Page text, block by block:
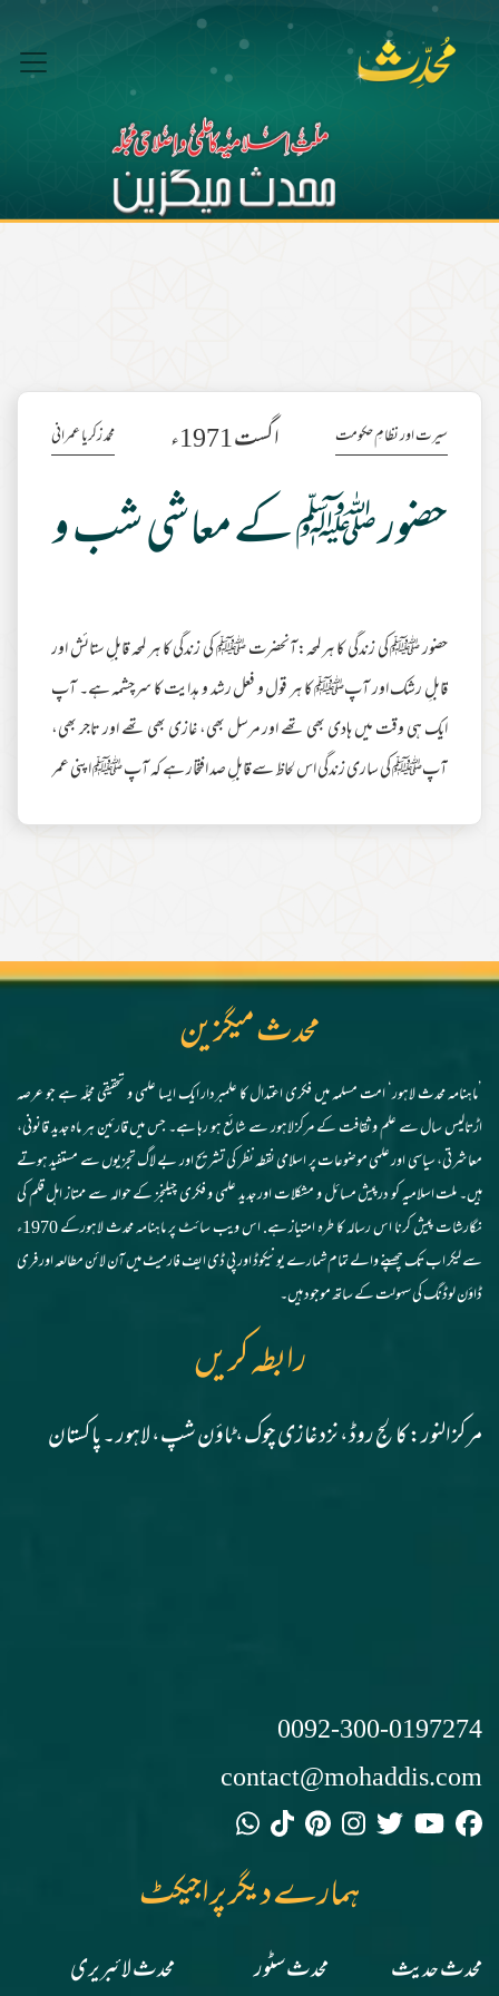
سیرت اور نظامِ حکومت اگست 1971ء محمد زکریا عمرانی
حضور ﷺ کے معاشی شب و روز
حضور ﷺ کی زندگی کا ہر لمحہ:آنحضرت ﷺ کی زندگی کا ہر لمحہ قابلِ ستائش اور
قابلِ رشک اور آپﷺ کا ہر قول و فعل رشد و ہدایت کا سرچشمہ ہے۔ آپ
ایک ہی وقت میں ہادی بھی تھے اور مرسل بھی، غازی بھی تھے اور تاجر بھی،
آپﷺ کی ساری زندگی اس لحاظ سے قابلِ صد افتخار ہے کہ آپ ﷺ اپنی عمر
محدث میگزین
’ماہنامہ محدث لاہور‘ امت مسلمہ میں فکری اعتدال کا علمبردار ایک ایسا علمی و تحقیقی مجلّہ ہے جو عرصہ
اڑتالیس سال سے علم و ثقافت کے مرکز لاہور سے شائع ہو رہا ہے۔ جس میں قارئین ہر ماہ جدید قانونی،
معاشرتی، سیاسی اور علمی موضوعات پر اسلامی نقطہ نظر کی تشریح اور بے لاگ تجزیوں سے مستفید ہوتے
ہیں۔ ملت اسلامیہ کو درپیش مسائل و مشکلات اور جدید علمی و فکری چیلنجز کے حوالہ سے ممتاز اہل قلم کی
نگارشات پیش کرنا اس رسالہ کا طرہ امتیاز ہے. اس ویب سائٹ پر ماہنامہ محدث لاہورکے 1970ء
سے لیکر اب تک چھپنے والے تمام شمارے یونیکوڈ اور پی ڈی ایف فارمیٹ میں آن لائن مطالعہ اور فری
ڈاؤن لوڈنگ کی سہولت کے ساتھ موجود ہیں۔
رابطہ کریں
مرکز النور: کالج روڈ، نزد غازی چوک، ٹاؤن شپ، لاہور ۔ پاکستان
0092-300-0197274
contact@mohaddis.com
ہمارے دیگر پراجیکٹ
محدث حدیث محدث سٹور محدث لائبریری